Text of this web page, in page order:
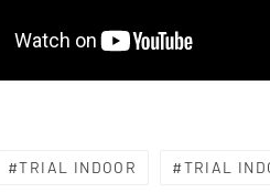
TRIAL INDOOR TRIAL